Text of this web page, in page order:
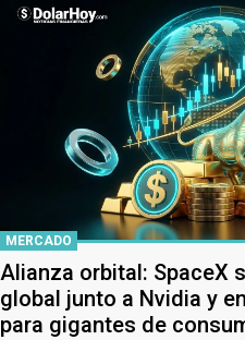
MERCADO
Alianza orbital: SpaceX
global junto a Nvidia y
para gigantes de